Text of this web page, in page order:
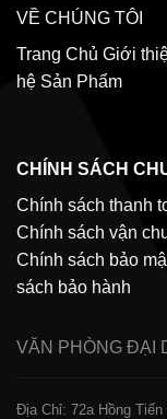
VỀ CHÚNG TÔI
Trang Chủ Giới
hệ Sản Phẩm
CHÍNH SÁCH
Chính sách thanh
Chính sách vận
Chính sách bảo
sách bảo hành
VĂN PHÒNG ĐẠI
Địa Chỉ: 72a Hồng Tiến